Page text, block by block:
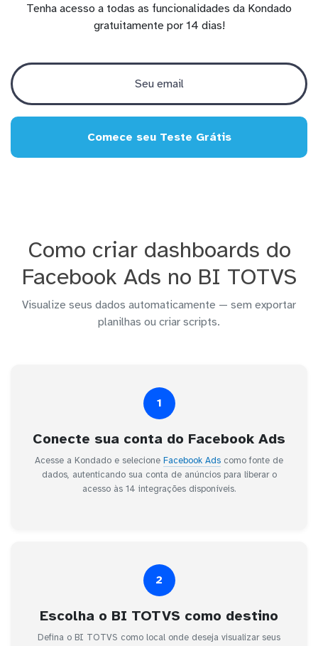
Tenha acesso a todas as funcionalidades da Kondado
gratuitamente por 14 dias!
Comece seu Teste Grátis
Como criar dashboards do
Facebook Ads no BI TOTVS
Visualize seus dados automaticamente — sem exportar
planilhas ou criar scripts.
1
Conecte sua conta do Facebook Ads
Acesse a Kondado e selecione Facebook Ads como fonte de
dados, autenticando sua conta de anúncios para liberar o
acesso às 14 integrações disponíveis.
2
Escolha o BI TOTVS como destino
Defina o BI TOTVS como local onde deseja visualizar seus